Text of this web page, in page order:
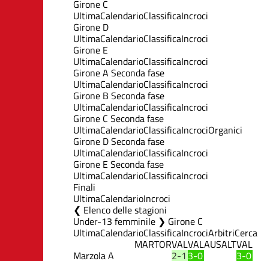
Girone C
UltimaCalendarioClassificaIncroci
Girone D
UltimaCalendarioClassificaIncroci
Girone E
UltimaCalendarioClassificaIncroci
Girone A Seconda fase
UltimaCalendarioClassificaIncroci
Girone B Seconda fase
UltimaCalendarioClassificaIncroci
Girone C Seconda fase
UltimaCalendarioClassificaIncrociOrganici
Girone D Seconda fase
UltimaCalendarioClassificaIncroci
Girone E Seconda fase
UltimaCalendarioClassificaIncroci
Finali
UltimaCalendarioIncroci
Elenco delle stagioni
Under-13 femminile ❯ Girone C
UltimaCalendarioClassificaIncrociArbitriCerca
MARTORVALVALAUSALTVAL
Marzola A 2-1 3-0 3-0